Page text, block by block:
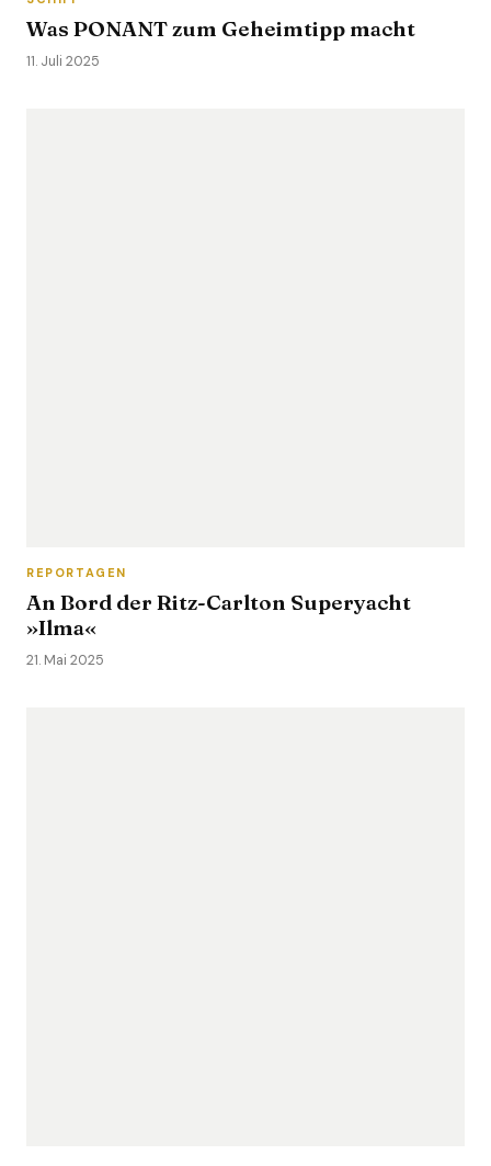
Was PONANT zum Geheimtipp macht
11. Juli 2025
REPORTAGEN
An Bord der Ritz-Carlton Superyacht
»Ilma«
21. Mai 2025